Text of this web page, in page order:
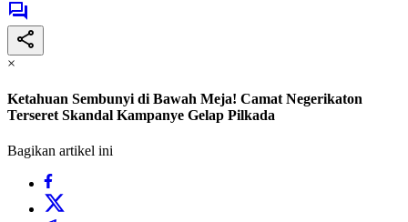
×
Ketahuan Sembunyi di Bawah Meja! Camat Negerikaton
Terseret Skandal Kampanye Gelap Pilkada
Bagikan artikel ini